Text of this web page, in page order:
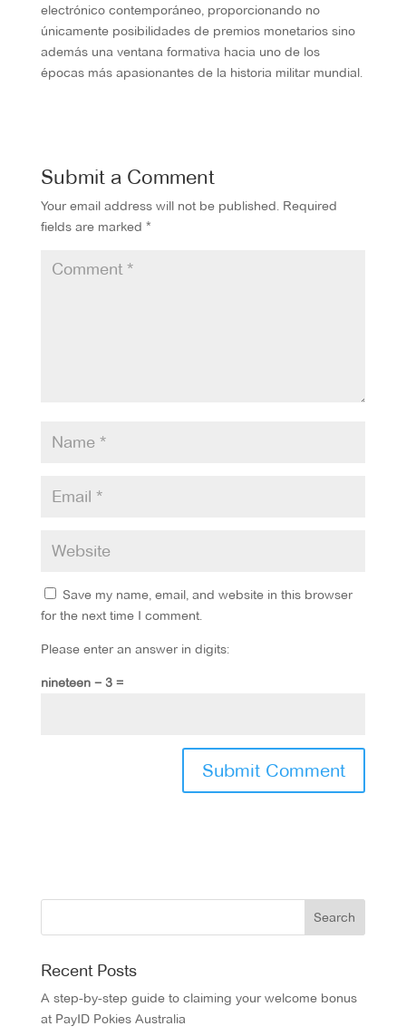
electrónico contemporáneo, proporcionando no
únicamente posibilidades de premios monetarios sino
además una ventana formativa hacia uno de los
épocas más apasionantes de la historia militar mundial.
Submit a Comment
Your email address will not be published. Required
fields are marked *
Save my name, email, and website in this browser
for the next time I comment.
Please enter an answer in digits:
nineteen − 3 =
Recent Posts
A step-by-step guide to claiming your welcome bonus
at PayID Pokies Australia